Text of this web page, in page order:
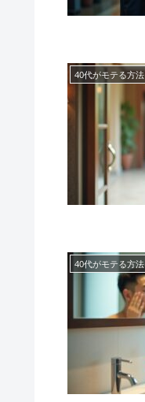
40代がモテる方法
40代がモテる方法